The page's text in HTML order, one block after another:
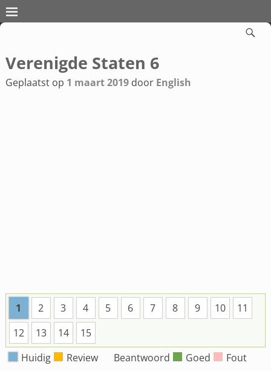
Bericht navigatie
Verenigde Staten 6
Geplaatst op 1 maart 2019 door English
1 2 3 4 5 6 7 8 9 10
11
12
13 14
15
Huidig
Review Beantwoord Goed Fout